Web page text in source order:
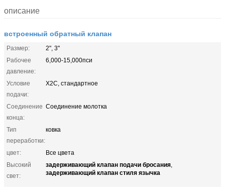
описание
встроенный обратный клапан
Размер:
2", 3"
Рабочее
давление:
6,000-15,000пси
Условие
подачи:
Х2С, стандартное
Соединение
конца:
Соединение молотка
Тип
переработки:
ковка
цвет:
Все цвета
Высокий
свет:
задерживающий клапан подачи бросания,
задерживающий клапан стиля язычка